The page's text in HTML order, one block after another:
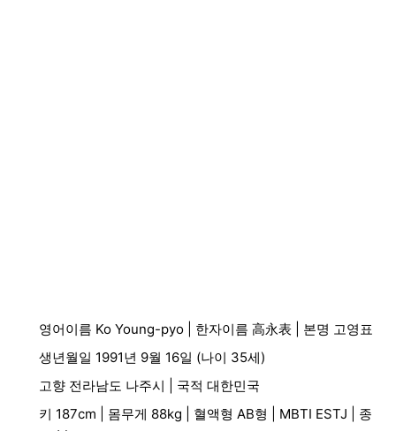
영어이름 Ko Young-pyo | 한자이름 高永表 | 본명 고영표
생년월일 1991년 9월 16일 (나이 35세)
고향 전라남도 나주시 | 국적 대한민국
키 187cm | 몸무게 88kg | 혈액형 AB형 | MBTI ESTJ | 종